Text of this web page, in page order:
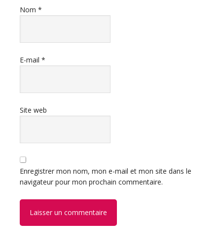
Nom *
E-mail *
Site web
Enregistrer mon nom, mon e-mail et mon site dans le
navigateur pour mon prochain commentaire.